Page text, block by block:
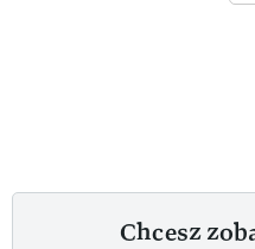
Chcesz